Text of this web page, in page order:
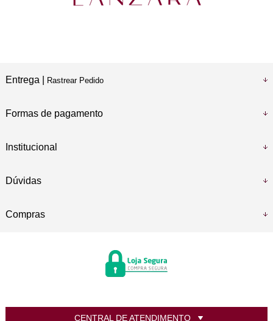
Entrega | Rastrear Pedido
Formas de pagamento
Institucional
Dúvidas
Compras
CENTRAL DE ATENDIMENTO